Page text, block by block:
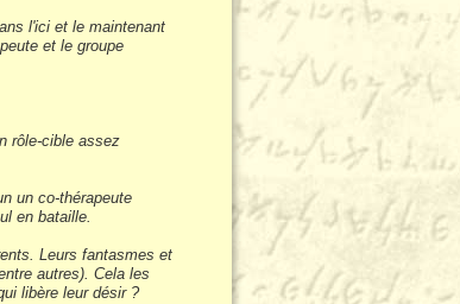
l'ici et le maintenant
et le groupe
rôle-cible assez
un co-thérapeute
en bataille.
Leurs fantasmes et
autres). Cela les
libère leur désir ?